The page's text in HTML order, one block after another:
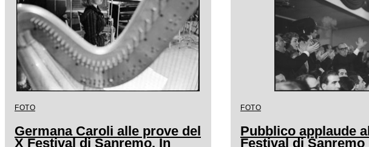
FOTO
Germana Caroli alle prove del
X Festival di Sanremo. In
FOTO
Pubblico applaude
Festival di Sanremo